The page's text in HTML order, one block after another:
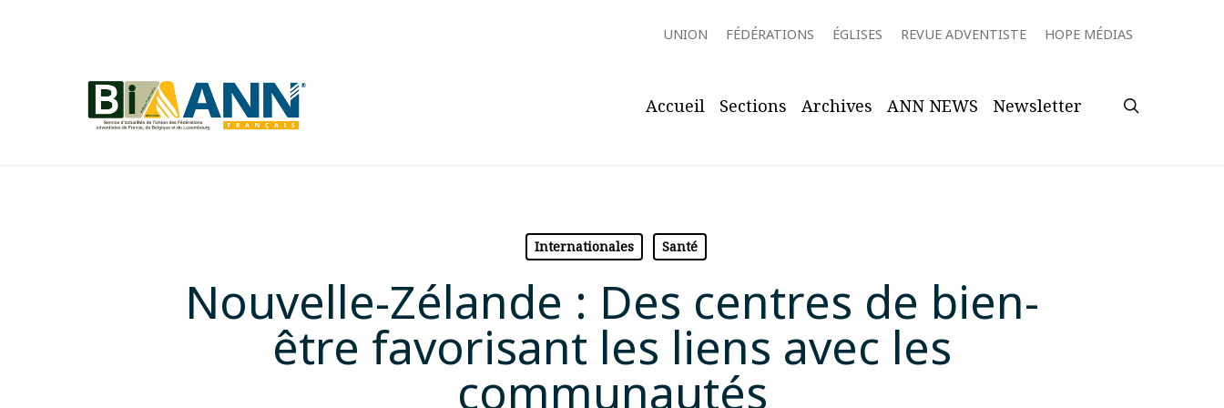
UNION FÉDÉRATIONS ÉGLISES REVUE ADVENTISTE HOPE MÉDIAS
Accueil Sections Archives ANN NEWS Newsletter
Internationales Santé
Nouvelle-Zélande : Des centres de bien-
être favorisant les liens avec les
communautés